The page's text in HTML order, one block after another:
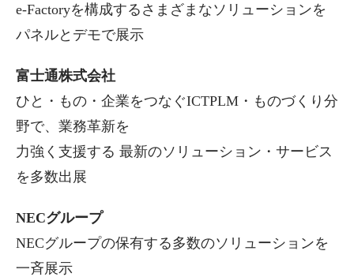
e-Factoryを構成するさまざまなソリューションを
パネルとデモで展示
富士通株式会社
ひと・もの・企業をつなぐICTPLM・ものづくり分
野で、業務革新を
力強く支援する 最新のソリューション・サービス
を多数出展
NECグループ
NECグループの保有する多数のソリューションを
一斉展示